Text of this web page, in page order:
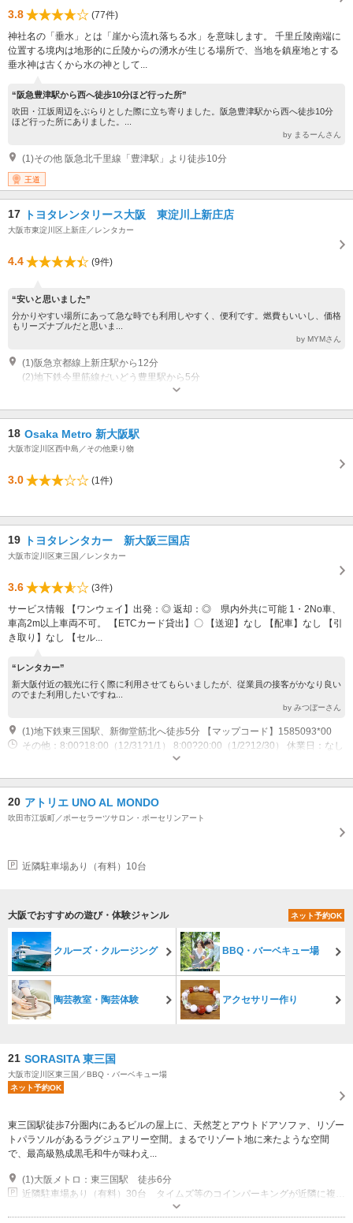
3.8
(77件)
神社名の「垂水」とは「崖から流れ落ちる水」を意味します。 千里丘陵南端に
位置する境内は地形的に丘陵からの湧水が生じる場所で、当地を鎮座地とする
垂水神は古くから水の神として...
“阪急豊津駅から西へ徒歩10分ほど行った所”
吹田・江坂周辺をぶらりとした際に立ち寄りました。阪急豊津駅から西へ徒歩10分
ほど行った所にありました。...
by まるーんさん
(1)その他 阪急北千里線「豊津駅」より徒歩10分
王道
17 トヨタレンタリース大阪 東淀川上新庄店
大阪市東淀川区上新庄／レンタカー
4.4 (9件)
“安いと思いました”
分かりやすい場所にあって急な時でも利用しやすく、便利です。燃費もいいし、価格
もリーズナブルだと思いま...
by MYMさん
(1)阪急京都線上新庄駅から12分
(2)地下鉄今里筋線だいどう豊里駅から5分
営業：1月1日～12月31日 08:00～20:00 休業日：なし
18 Osaka Metro 新大阪駅
大阪市淀川区西中島／その他乗り物
3.0 (1件)
19 トヨタレンタカー 新大阪三国店
大阪市淀川区東三国／レンタカー
3.6
(3件)
サービス情報 【ワンウェイ】出発：◎ 返却：◎ 県内外共に可能 1・2No車、
車高2m以上車両不可。 【ETCカード貸出】〇 【送迎】なし 【配車】なし 【引
き取り】なし 【セル...
“レンタカー”
新大阪付近の観光に行く際に利用させてもらいましたが、従業員の接客がかなり良い
のでまた利用したいですね...
by みつぼーさん
(1)地下鉄東三国駅、新御堂筋北へ徒歩5分 【マップコード】1585093*00
その他：8:00?18:00（12/31?1/1） 8:00?20:00（1/2?12/30） 休業日：なし
20 アトリエ UNO AL MONDO
吹田市江坂町／ポーセラーツサロン・ポーセリンアート
近隣駐車場あり（有料）10台
大阪でおすすめの遊び・体験ジャンル ネット予約OK
クルーズ・クルージング BBQ・バーベキュー場
陶芸教室・陶芸体験 アクセサリー作り
21 SORASITA 東三国
大阪市淀川区東三国／BBQ・バーベキュー場
ネット予約OK
東三国駅徒歩7分圏内にあるビルの屋上に、天然芝とアウトドアソファ、リゾー
トパラソルがあるラグジュアリー空間。まるでリゾート地に来たような空間
で、最高級熟成黒毛和牛が味わえ...
(1)大阪メトロ：東三国駅 徒歩6分